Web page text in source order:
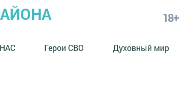
18+
Герои СВО Духовный мир